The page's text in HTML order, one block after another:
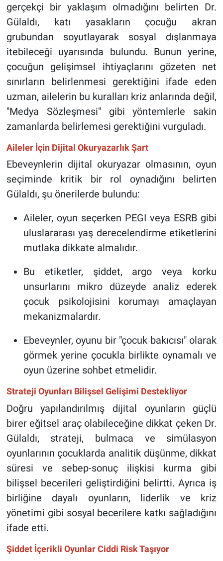
gerçekçi bir yaklaşım olmadığını belirten Dr.
Gülaldı, katı yasakların çocuğu akran
grubundan soyutlayarak sosyal dışlanmaya
itebileceği uyarısında bulundu. Bunun yerine,
çocuğun gelişimsel ihtiyaçlarını gözeten net
sınırların belirlenmesi gerektiğini ifade eden
uzman, ailelerin bu kuralları kriz anlarında değil,
"Medya Sözleşmesi" gibi yöntemlerle sakin
zamanlarda belirlemesi gerektiğini vurguladı.
Aileler İçin Dijital Okuryazarlık Şart
Ebeveynlerin dijital okuryazar olmasının, oyun
seçiminde kritik bir rol oynadığını belirten
Gülaldı, şu önerilerde bulundu:
Aileler, oyun seçerken PEGI veya ESRB gibi
uluslararası yaş derecelendirme etiketlerini
mutlaka dikkate almalıdır.
Bu etiketler, şiddet, argo veya korku
unsurlarını mikro düzeyde analiz ederek
çocuk psikolojisini korumayı amaçlayan
mekanizmalardır.
Ebeveynler, oyunu bir "çocuk bakıcısı" olarak
görmek yerine çocukla birlikte oynamalı ve
oyun üzerine sohbet etmelidir.
Strateji Oyunları Bilişsel Gelişimi Destekliyor
Doğru yapılandırılmış dijital oyunların güçlü
birer eğitsel araç olabileceğine dikkat çeken Dr.
Gülaldı, strateji, bulmaca ve simülasyon
oyunlarının çocuklarda analitik düşünme, dikkat
süresi ve sebep-sonuç ilişkisi kurma gibi
bilişsel becerileri geliştirdiğini belirtti. Ayrıca iş
birliğine dayalı oyunların, liderlik ve kriz
yönetimi gibi sosyal becerilere katkı sağladığını
ifade etti.
Şiddet İçerikli Oyunlar Ciddi Risk Taşıyor